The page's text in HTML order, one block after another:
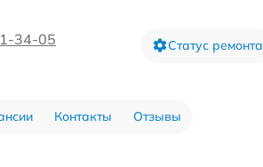
34-05 Статус ремонта
Контакты Отзывы